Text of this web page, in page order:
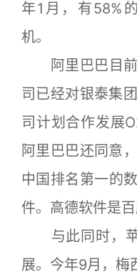
年1月，有58%
机。
阿里巴巴目前
司已经对银泰集
司计划合作发展
阿里巴巴还同意
中国排名第一的
件。高德软件是百
与此同时，苹
展。今年9月，梅